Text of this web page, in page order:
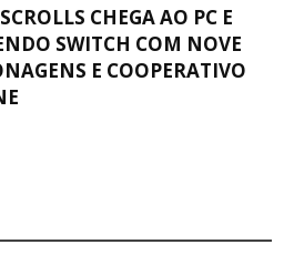
CHEGA AO PC E
SWITCH COM NOVE
E COOPERATIVO